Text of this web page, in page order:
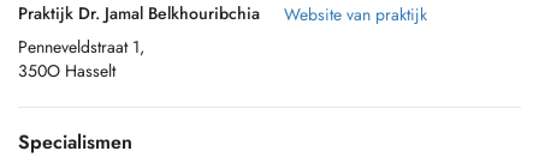
Praktijk Dr. Jamal Belkhouribchia
Penneveldstraat 1,
350O Hasselt
Website van praktijk
Specialismen